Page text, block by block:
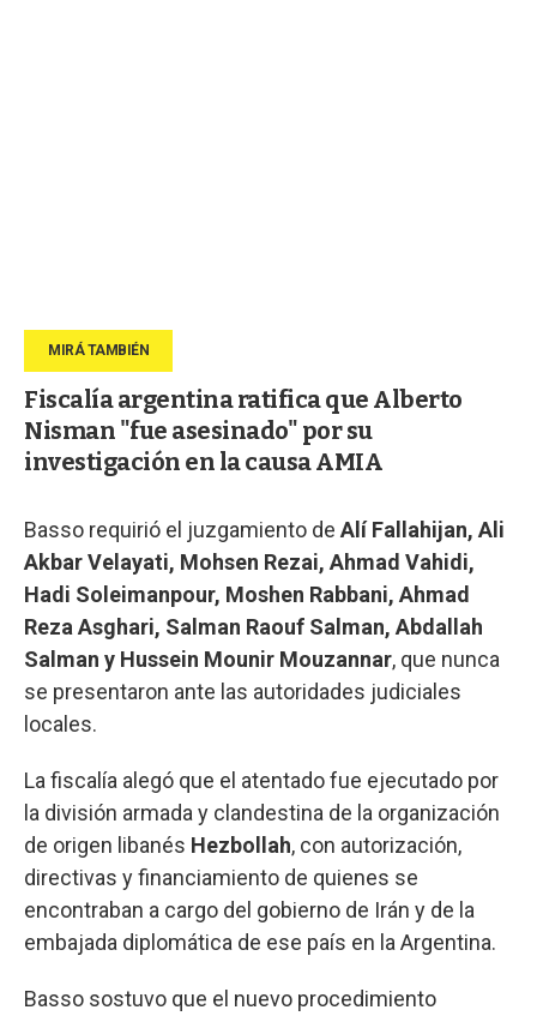
Fiscalía argentina ratifica que Alberto
Nisman "fue asesinado" por su
investigación en la causa AMIA
Basso requirió el juzgamiento de Alí Fallahijan, Ali
Akbar Velayati, Mohsen Rezai, Ahmad Vahidi,
Hadi Soleimanpour, Moshen Rabbani, Ahmad
Reza Asghari, Salman Raouf Salman, Abdallah
Salman y Hussein Mounir Mouzannar, que nunca
se presentaron ante las autoridades judiciales
locales.
La fiscalía alegó que el atentado fue ejecutado por
la división armada y clandestina de la organización
de origen libanés Hezbollah, con autorización,
directivas y financiamiento de quienes se
encontraban a cargo del gobierno de Irán y de la
embajada diplomática de ese país en la Argentina.
Basso sostuvo que el nuevo procedimiento